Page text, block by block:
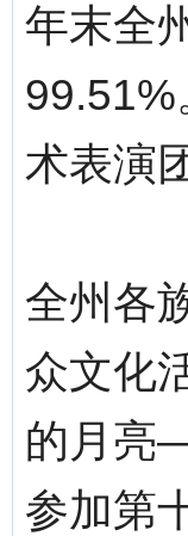
年末全
术表演
全州各
众文化
的月亮
参加第